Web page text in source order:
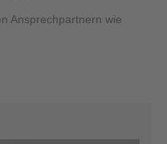
Ansprechpartnern wie